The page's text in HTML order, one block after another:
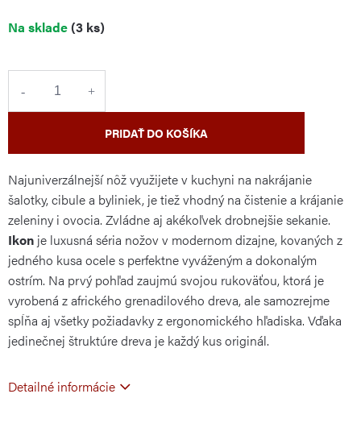
Jednotková
cena:
Na sklade(3 ks)
PRIDAŤ DO KOŠÍKA
Najuniverzálnejší nôž využijete v kuchyni na nakrájanie
šalotky, cibule a byliniek, je tiež vhodný na čistenie a krájanie
zeleniny i ovocia. Zvládne aj akékoľvek drobnejšie sekanie.
Ikon je luxusná séria nožov v modernom dizajne, kovaných z
jedného kusa ocele s perfektne vyváženým a dokonalým
ostrím. Na prvý pohľad zaujmú svojou rukoväťou, ktorá je
vyrobená z afrického grenadilového dreva, ale samozrejme
spĺňa aj všetky požiadavky z ergonomického hľadiska. Vďaka
jedinečnej štruktúre dreva je každý kus originál.
Detailné informácie